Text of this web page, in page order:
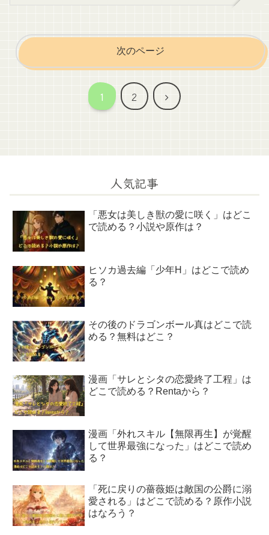
次のページ
1 2
次
人気記事
「悪女は美しき獣の愛に咲く」はどこ
で読める？小説や原作は？
ヒソカ過去編「少年H」はどこで読め
る？
その後のドラゴンボール真はどこで読
める？無料はどこ？
漫画「サレとシタの恋愛終了工程」は
どこで読める？Rentaから？
漫画「外れスキル【無限再生】が覚醒
して世界最強になった」はどこで読め
る？
「死に戻りの薔薇姫は敵国の公爵に溺
愛される」はどこで読める？原作小説
はなろう？